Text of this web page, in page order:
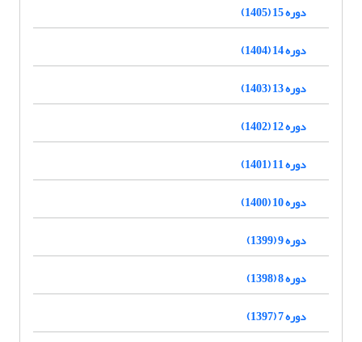
دوره 15 (1405)
دوره 14 (1404)
دوره 13 (1403)
دوره 12 (1402)
دوره 11 (1401)
دوره 10 (1400)
دوره 9 (1399)
دوره 8 (1398)
دوره 7 (1397)